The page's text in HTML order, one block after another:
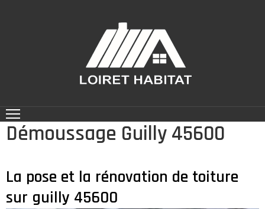
CONTACT
Démoussage Guilly 45600
La pose et la rénovation de toiture
sur guilly 45600